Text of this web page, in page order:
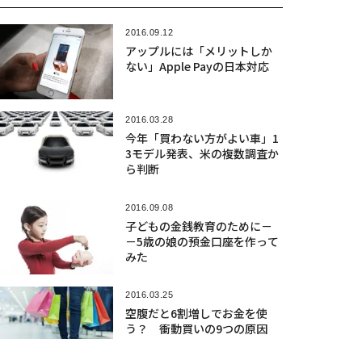
2016.09.12
アップルには「メリットしか
ない」Apple Payの日本対応
2016.03.28
今年「買わない方がよい車」1
3モデル発表、米の複数調査か
ら判断
2016.09.08
子どもの金銭教育のために－
－5歳の娘の預金口座を作って
みた
2016.03.25
空腹だと6割増しでお金を使
う？ 衝動買いの9つの原因